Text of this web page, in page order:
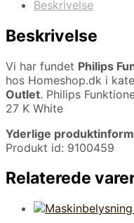
Beskrivelse
Beskrivelse
Vi har fundet Philips
hos Homeshop.dk i
Outlet. Philips
27 K White
Yderlige
Produkt id: 9100459
Relaterede